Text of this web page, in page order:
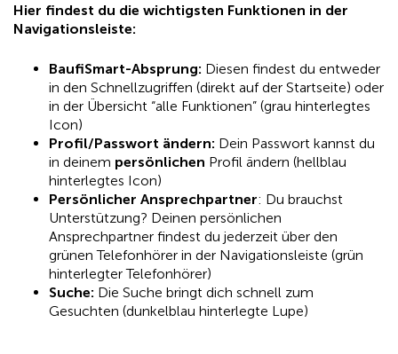
Hier findest du die wichtigsten Funktionen in der
Navigationsleiste:
BaufiSmart-Absprung: Diesen findest du entweder
in den Schnellzugriffen (direkt auf der Startseite) oder
in der Übersicht “alle Funktionen” (grau hinterlegtes
Icon)
Profil/Passwort ändern: Dein Passwort kannst du
in deinem persönlichen Profil ändern (hellblau
hinterlegtes Icon)
Persönlicher Ansprechpartner: Du brauchst
Unterstützung? Deinen persönlichen
Ansprechpartner findest du jederzeit über den
grünen Telefonhörer in der Navigationsleiste (grün
hinterlegter Telefonhörer)
Suche: Die Suche bringt dich schnell zum
Gesuchten (dunkelblau hinterlegte Lupe)